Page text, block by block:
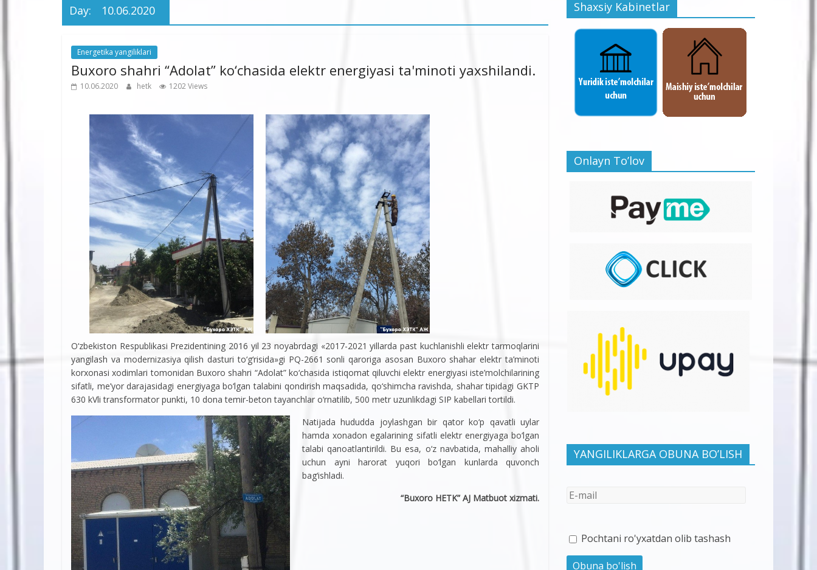
Day: 10.06.2020
Energetika yangiliklari
Buxoro shahri “Adolat” ko‘chasida elektr energiyasi ta'minoti yaxshilandi.
10.06.2020 hetk 1202 Views
O‘zbekiston Respublikasi Prezidentining 2016 yil 23 noyabrdagi «2017-2021 yillarda past kuchlanishli elektr tarmoqlarini
yangilash va modernizasiya qilish dasturi to‘g‘risida»gi PQ-2661 sonli qaroriga asosan Buxoro shahar elektr ta’minoti
korxonasi xodimlari tomonidan Buxoro shahri “Adolat” ko‘chasida istiqomat qiluvchi elektr energiyasi iste’molchilarining
sifatli, me’yor darajasidagi energiyaga bo‘lgan talabini qondirish maqsadida, qo‘shimcha ravishda, shahar tipidagi GKTP
630 kVli transformator punkti, 10 dona temir-beton tayanchlar o‘rnatilib, 500 metr uzunlikdagi SIP kabellari tortildi.
Natijada hududda joylashgan bir qator ko‘p qavatli uylar
hamda xonadon egalarining sifatli elektr energiyaga bo‘lgan
talabi qanoatlantirildi. Bu esa, o‘z navbatida, mahalliy aholi
uchun ayni harorat yuqori bo‘lgan kunlarda quvonch
bag‘ishladi.
“Buxoro HETK” AJ Matbuot xizmati.
Shaxsiy Kabinetlar
Onlayn To’lov
YANGILIKLARGA OBUNA BO’LISH
Pochtani ro'yxatdan olib tashash